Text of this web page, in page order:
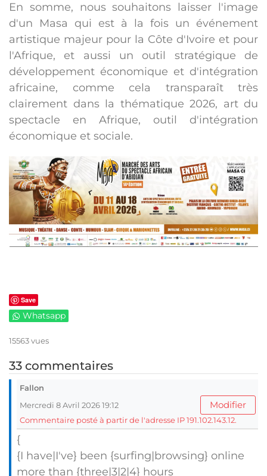
En somme, nous souhaitons laisser l'image
d'un Masa qui est à la fois un événement
artistique majeur pour la Côte d'Ivoire et pour
l'Afrique, et aussi un outil stratégique de
développement économique et d'intégration
africaine, comme cela transparaît très
clairement dans la thématique 2026, art du
spectacle en Afrique, outil d'intégration
économique et sociale.
Save
Whatsapp
15563 vues
33 commentaires
Fallon
Mercredi 8 Avril 2026 19:12
Modifier
Commentaire posté à partir de l'adresse IP 191.102.143.12.
{
{I have|I've} been {surfing|browsing} online
more than {three|3|2|4} hours